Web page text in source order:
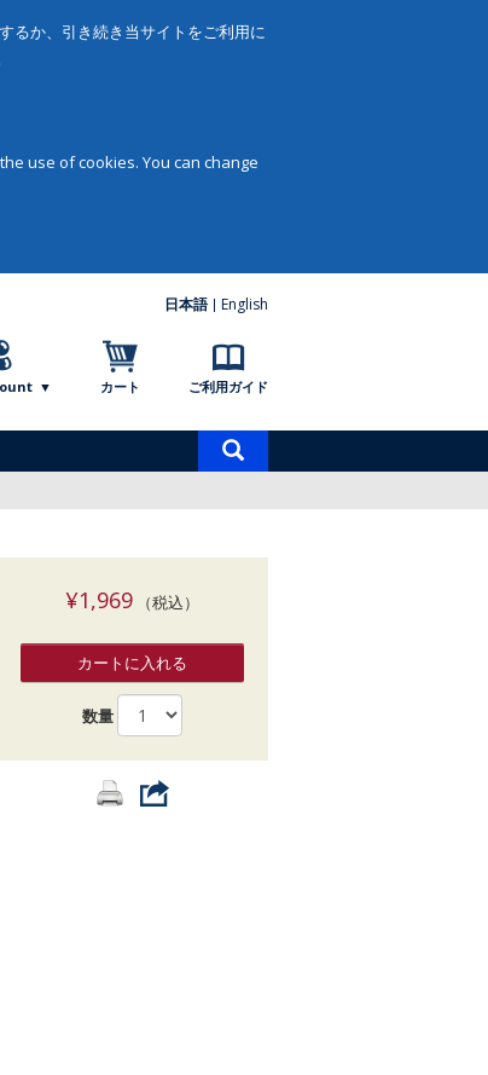
るか、引き続き当サイトをご利用に
use of cookies. You can change
日本語 English
カート ご利用ガイド
索
¥1,969（税込）
カートに入れる
数量